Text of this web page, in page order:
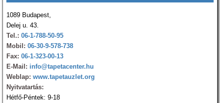
1089 Budapest,
Delej u. 43.
Tel.: 06-1-788-50-95
Mobil: 06-30-9-578-738
Fax: 06-1-323-00-13
E-Mail: info@tapetacenter.hu
Weblap: www.tapetauzlet.org
Nyitvatartás:
Hétfő-Péntek: 9-18